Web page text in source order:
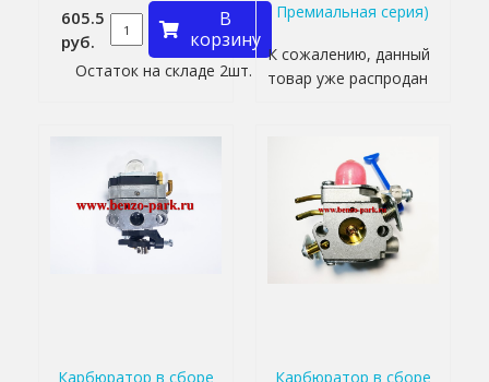
605.5
руб.
В
корзину
Остаток на складе 2шт.
Премиальная серия)
К сожалению, данный
товар уже распродан
Карбюратор в сборе
Карбюратор в сборе